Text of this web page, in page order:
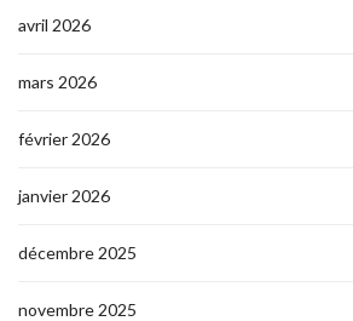
avril 2026
mars 2026
février 2026
janvier 2026
décembre 2025
novembre 2025